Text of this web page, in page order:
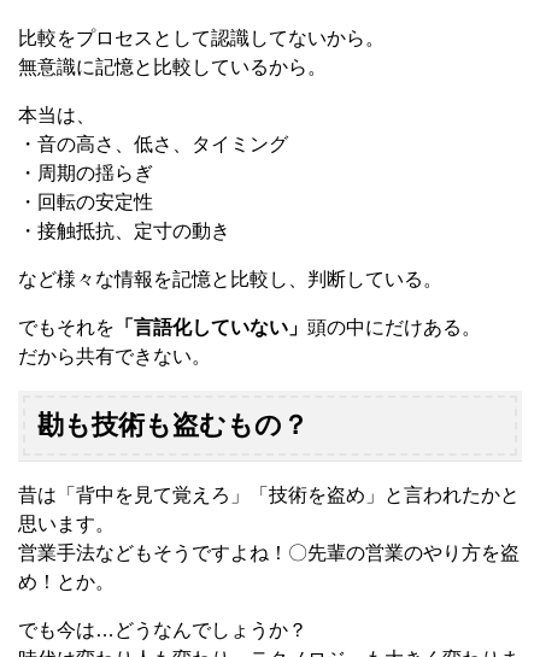
比較をプロセスとして認識してないから。
無意識に記憶と比較しているから。
本当は、
・音の高さ、低さ、タイミング
・周期の揺らぎ
・回転の安定性
・接触抵抗、定寸の動き
など様々な情報を記憶と比較し、判断している。
でもそれを 「言語化していない」 頭の中にだけある。
だから共有できない。
勘も技術も盗むもの？
昔は「背中を見て覚えろ」「技術を盗め」と言われたかと
思います。
営業手法などもそうですよね！〇先輩の営業のやり方を盗
め！とか。
でも今は…どうなんでしょうか？